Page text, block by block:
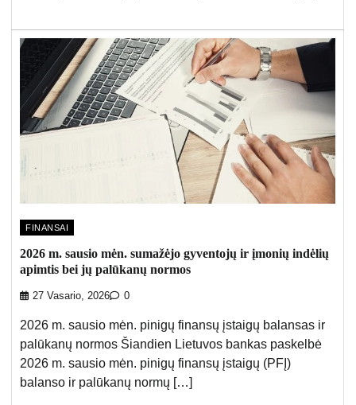
FINANSAI
2026 m. sausio mėn. sumažėjo gyventojų ir įmonių indėlių
apimtis bei jų palūkanų normos
27 Vasario, 2026 0
2026 m. sausio mėn. pinigų finansų įstaigų balansas ir
palūkanų normos Šiandien Lietuvos bankas paskelbė
2026 m. sausio mėn. pinigų finansų įstaigų (PFĮ)
balanso ir palūkanų normų […]